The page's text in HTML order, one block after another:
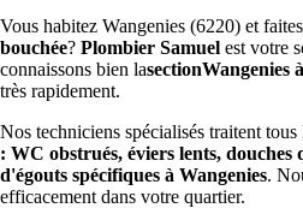
Vous habitez Wangenies (6220) et
bouchée? Plombier Samuel est votre
connaissons bien lasectionWangenies
très rapidement.
Nos techniciens spécialisés traitent tous
: WC obstrués, éviers lents,
d'égouts spécifiques à Wangenies.
efficacement dans votre quartier.